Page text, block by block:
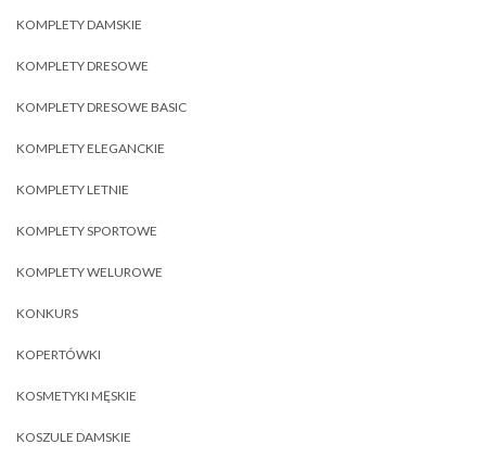
KOMPLETY DAMSKIE
KOMPLETY DRESOWE
KOMPLETY DRESOWE BASIC
KOMPLETY ELEGANCKIE
KOMPLETY LETNIE
KOMPLETY SPORTOWE
KOMPLETY WELUROWE
KONKURS
KOPERTÓWKI
KOSMETYKI MĘSKIE
KOSZULE DAMSKIE